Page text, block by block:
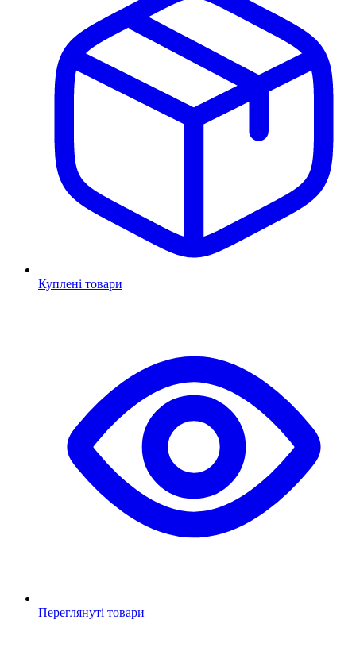
Куплені товари
Переглянуті товари